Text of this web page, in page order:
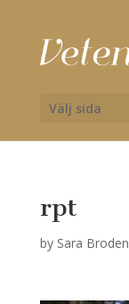
Välj sida
rpt
by Sara Broden